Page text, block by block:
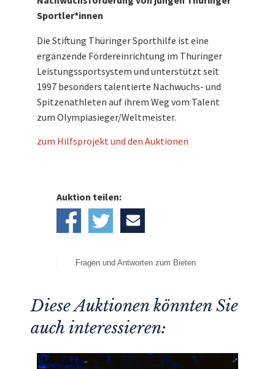
Sportler*innen
Die Stiftung Thüringer Sporthilfe ist eine
ergänzende Fördereinrichtung im Thüringer
Leistungssportsystem und unterstützt seit
1997 besonders talentierte Nachwuchs- und
Spitzenathleten auf ihrem Weg vom Talent
zum Olympiasieger/Weltmeister.
zum Hilfsprojekt und den Auktionen
Auktion teilen:
Fragen und Antworten zum Bieten
Diese Auktionen könnten Sie
auch interessieren: